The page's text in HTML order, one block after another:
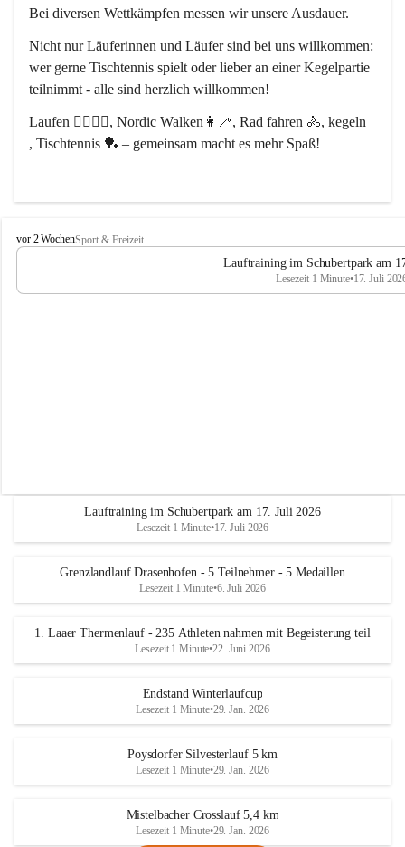
Bei diversen Wettkämpfen messen wir unsere Ausdauer.
Nicht nur Läuferinnen und Läufer sind bei uns willkommen:
wer gerne Tischtennis spielt oder lieber an einer Kegelpartie
teilnimmt - alle sind herzlich willkommen!
Laufen 🏃‍♂️🏃‍♀️, Nordic Walken👩‍🦯, Rad fahren 🚴, kegeln
, Tischtennis 🏓 – gemeinsam macht es mehr Spaß!
L
V
a
vor 2 WochenSport & Freizeit
Lauftraining im Schubertpark am
Lesezeit 1 Minute•17. Juli
Lauftraining im Schubertpark am 17. Juli 2026
Lesezeit 1 Minute•17. Juli 2026
Grenzlandlauf Drasenhofen - 5 Teilnehmer - 5 Medaillen
Lesezeit 1 Minute•6. Juli 2026
1. Laaer Thermenlauf - 235 Athleten nahmen mit Begeisterung teil
Lesezeit 1 Minute•22. Juni 2026
Endstand Winterlaufcup
Lesezeit 1 Minute•29. Jan. 2026
Poysdorfer Silvesterlauf 5 km
Lesezeit 1 Minute•29. Jan. 2026
Mistelbacher Crosslauf 5,4 km
Lesezeit 1 Minute•29. Jan. 2026